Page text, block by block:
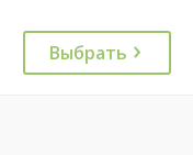
Выбрать